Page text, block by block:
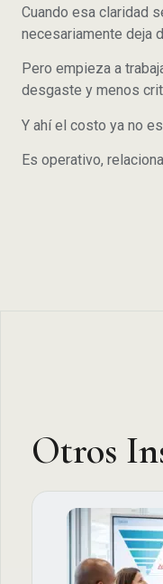
Cuando esa claridad
necesariamente deja
Pero empieza a
desgaste y menos
Y ahí el costo ya no
Es operativo,
Otros